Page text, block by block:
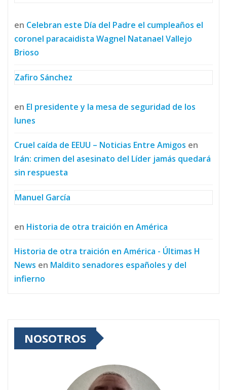
en Celebran este Día del Padre el cumpleaños el
coronel paracaidista Wagnel Natanael Vallejo
Brioso
Zafiro Sánchez
en El presidente y la mesa de seguridad de los
lunes
Cruel caída de EEUU – Noticias Entre Amigos en
Irán: crimen del asesinato del Líder jamás quedará
sin respuesta
Manuel García
en Historia de otra traición en América
Historia de otra traición en América - Últimas H
News en Maldito senadores españoles y del
infierno
NOSOTROS